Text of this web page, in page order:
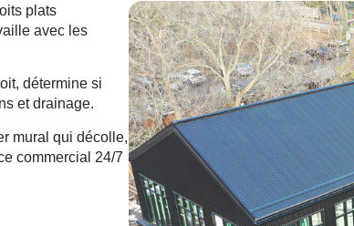
plats
avec les
détermine si
et drainage.
mural qui décolle,
commercial 24/7